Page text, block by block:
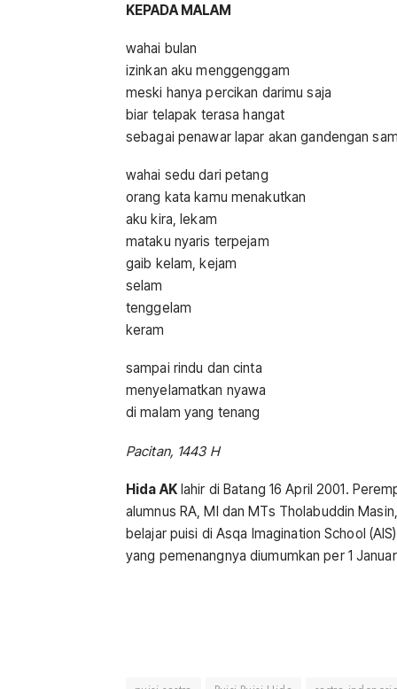
KEPADA MALAM
wahai bulan
izinkan aku menggenggam
meski hanya percikan darimu saja
biar telapak terasa hangat
sebagai penawar lapar akan gandengan
wahai sedu dari petang
orang kata kamu menakutkan
aku kira, lekam
mataku nyaris terpejam
gaib kelam, kejam
selam
tenggelam
keram
sampai rindu dan cinta
menyelamatkan nyawa
di malam yang tenang
Pacitan, 1443 H
Hida AKlahir di Batang 16 April 2001.
alumnus RA, MI dan MTs Tholabuddin
belajar puisi di Asqa Imagination School
yang pemenangnya diumumkan per 1